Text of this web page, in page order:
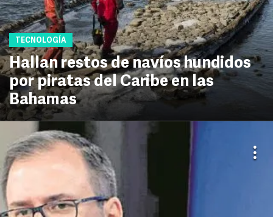
TECNOLOGÍA
Hallan restos de navíos hundidos
por piratas del Caribe en las
Bahamas